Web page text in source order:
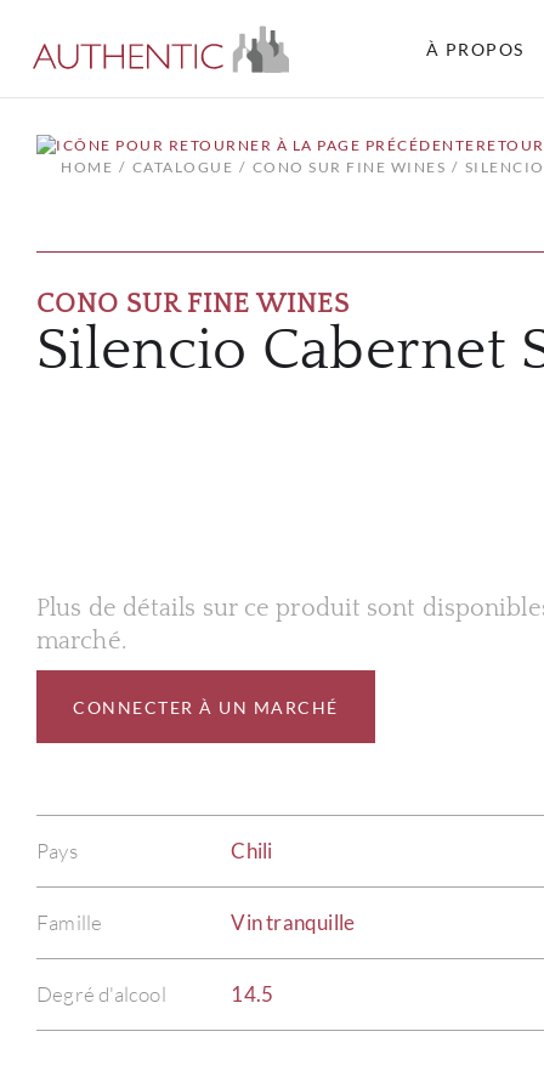
À PROPOS
HOME
CATALOGUE CONO SUR FINE WINES
CONO SUR FINE WINES
Silencio Cabernet
Plus de détails sur ce produit sont
marché.
CONNECTER À UN MARCHÉ
Pays Chili
Famille Vin tranquille
Degré d'alcool 14.5